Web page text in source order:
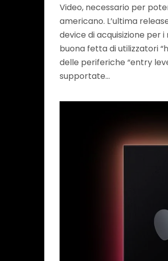
Video, necessario per
americano. L’ultima
device di acquisizione per
buona fetta di utilizzatori
delle periferiche “entry
supportate…
→